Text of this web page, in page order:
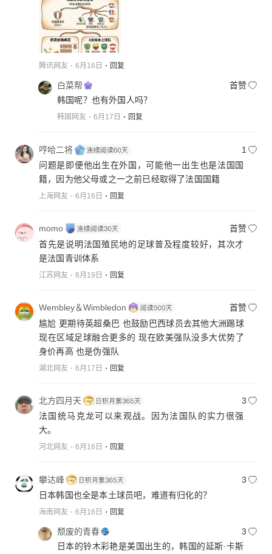
腾讯网友 6月16日 回复
白菜帮
首赞
韩国呢？也有外国人吗？
韩国网友 6月17日 回复
哼哈二将
1
问题是即便他出生在外国，可能他一出生也是法国国
籍，因为他父母或之一之前已经取得了法国国籍
上海网友 6月16日 回复
momo
首赞
首先是说明法国殖民地的足球普及程度较好，其次才
是法国青训体系
江苏网友 6月19日 回复
Wembley＆Wimbledon
首赞
尴尬 更期待英超桑巴 也鼓励巴西球员去其他大洲踢球
现在区域足球融合更多的 现在欧美强队没多大优势了
身价再高 也是伪强队
湖北网友 6月17日 回复
北方四月天
3
法国统马克龙可以来观战。因为法国队的实力很强
大。
河北网友 6月16日 回复
攀达峰
3
日本韩国也全是本土球员吧，难道有归化的？
海南网友 6月16日 回复
颓废的青春
3
日本的铃木彩艳是美国出生的，韩国的延斯·卡斯